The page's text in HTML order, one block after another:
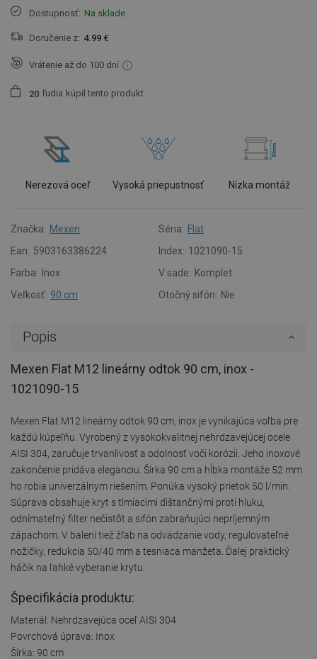
Dostupnosť: Na sklade
Doručenie z: 4.99 €
Vrátenie až do 100 dní
20 ľudia kúpil tento produkt.
Nerezová oceľ Vysoká priepustnosť Nízka montáž
Značka: Mexen Séria: Flat
Ean: 5903163386224 Index: 1021090-15
Farba:
Inox V sade: Komplet
Veľkosť: 90 cm Otočný sifón: Nie
Popis
Mexen Flat M12 lineárny odtok 90 cm, inox -
1021090-15
Mexen Flat M12 lineárny odtok 90 cm, inox je vynikajúca voľba pre
každú kúpeľňu. Vyrobený z vysokokvalitnej nehrdzavejúcej ocele
AISI 304, zaručuje trvanlivosť a odolnosť voči korózii. Jeho inoxové
zakončenie pridáva eleganciu. Šírka 90 cm a hĺbka montáže 52 mm
ho robia univerzálnym riešením. Ponúka vysoký prietok 50 l/min.
Súprava obsahuje kryt s tlmiacimi dištančnými proti hluku,
odnímateľný filter nečistôt a sifón zabraňujúci nepríjemným
zápachom. V balení tiež žľab na odvádzanie vody, regulovateľné
nožičky, redukcia 50/40 mm a tesniaca manžeta. Ďalej praktický
háčik na ľahké vyberanie krytu.
Špecifikácia produktu:
Materiál: Nehrdzavejúca oceľ AISI 304
Povrchová úprava: Inox
Šírka: 90 cm